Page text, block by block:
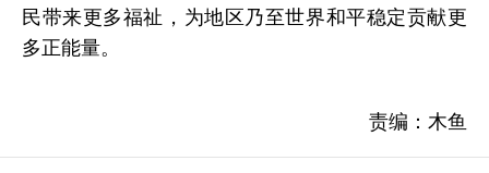
民带来更多福祉，为地区乃至世界和平稳定贡献更
多正能量。
责编：木鱼